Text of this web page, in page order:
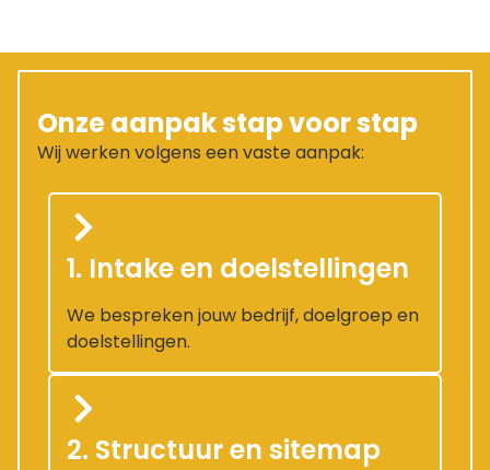
Onze aanpak stap voor stap
Wij werken volgens een vaste aanpak:
1. Intake en doelstellingen
We bespreken jouw bedrijf, doelgroep en
doelstellingen.
2. Structuur en sitemap